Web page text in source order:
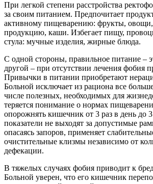
При легкой степени расстройства
за своим питанием. Предпочитает
активному пищеварению: фрукты,
продукцию, каши. Избегает пищу,
стула: мучные изделия, жирные блюда.
С одной стороны, правильное питание –
другой – при отсутствии лечения фобия
Привычки в питании приобретают
Больной исключает из рациона все
числе полезных, необходимых для
теряется понимание о нормах
опорожнять кишечник от 3 раз в день до
показатели не выходят за допустимые
опасаясь запоров, применяет
очистительные клизмы независимо от
дефекации.
В тяжелых случаях фобия приводит к
Больной уверен, что его кишечник